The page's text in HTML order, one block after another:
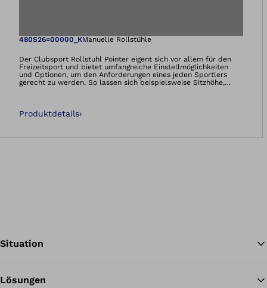
Öffnet das Bild
480S26=00000_KManuelle Rollstühle
Der Clubsport Rollstuhl Pointer eigent sich vor allem für den
Freizeitsport und bietet umfangreiche Einstellmöglichkeiten
und Optionen, um den Anforderungen eines jeden Sportlers
gerecht zu werden. So lassen sich beispielsweise Sitzhöhe,
Badminton geeignet.
Produktdetails›
Situation
Lösungen